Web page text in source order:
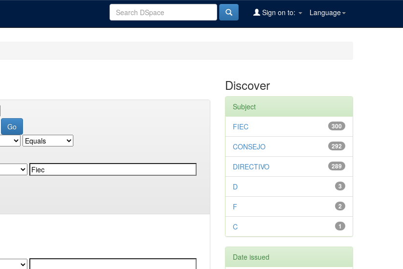
Language
Sign on to:
Discover
Subject
300
FIEC
292
CONSEJO
289
DIRECTIVO
3
D
2
F
1
C
Date issued